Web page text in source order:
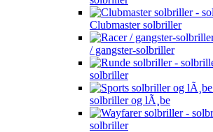
Clubmaster solbriller
/ gangster-solbriller
solbriller
solbriller og lÃ¸be
solbriller